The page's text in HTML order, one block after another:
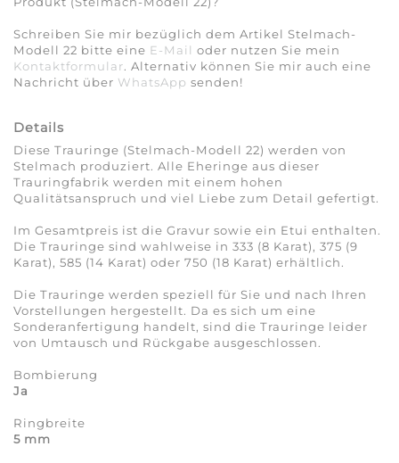
Schreiben Sie mir bezüglich dem Artikel Stelmach-
Modell 22 bitte eine E-Mail oder nutzen Sie mein
Kontaktformular. Alternativ können Sie mir auch eine
Nachricht über WhatsApp senden!
Details
Diese Trauringe (Stelmach-Modell 22) werden von
Stelmach produziert. Alle Eheringe aus dieser
Trauringfabrik werden mit einem hohen
Qualitätsanspruch und viel Liebe zum Detail gefertigt.
Im Gesamtpreis ist die Gravur sowie ein Etui enthalten.
Die Trauringe sind wahlweise in 333 (8 Karat), 375 (9
Karat), 585 (14 Karat) oder 750 (18 Karat) erhältlich.
Die Trauringe werden speziell für Sie und nach Ihren
Vorstellungen hergestellt. Da es sich um eine
Sonderanfertigung handelt, sind die Trauringe leider
von Umtausch und Rückgabe ausgeschlossen.
Bombierung
Ja
Ringbreite
5 mm